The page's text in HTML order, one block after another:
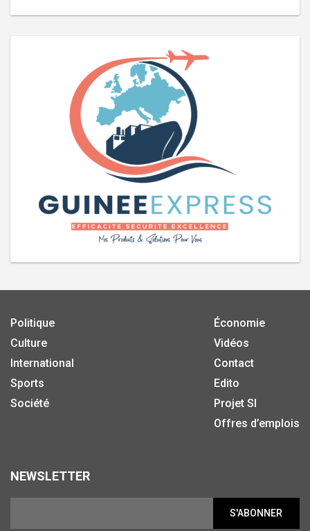
Politique
Culture
International
Sports
Société
Économie
Vidéos
Contact
Edito
Projet SI
Offres d’emplois
NEWSLETTER
S'ABONNER